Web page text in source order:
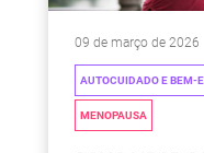
09 de março de 2026
AUTOCUIDADO E BEM-
MENOPAUSA